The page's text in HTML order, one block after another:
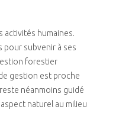
activités humaines.
pour subvenir à ses
forestier
gestion est proche
néanmoins guidé
naturel au milieu